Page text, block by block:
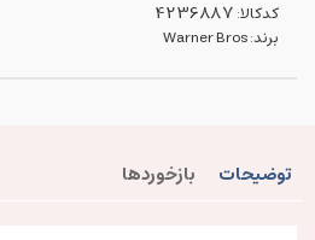
کدکالا:
برند:Warner Bros
توضیحات بازخوردها